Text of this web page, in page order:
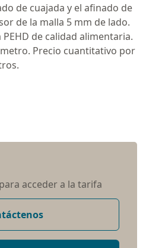
de cuajada y el afinado de
de la malla 5 mm de lado.
de calidad alimentaria.
Precio cuantitativo por
acceder a la tarifa